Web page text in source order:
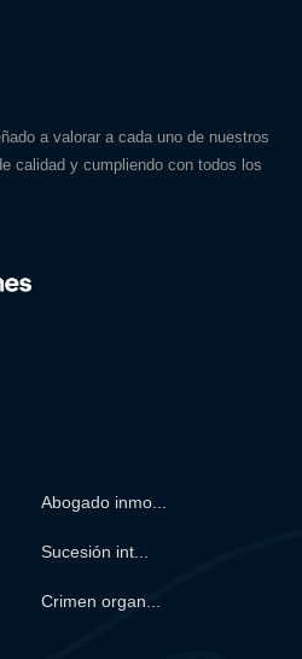
a valorar a cada uno de nuestros
calidad y cumpliendo con todos los
Abogado inmo...
Sucesión int...
Crimen organ...